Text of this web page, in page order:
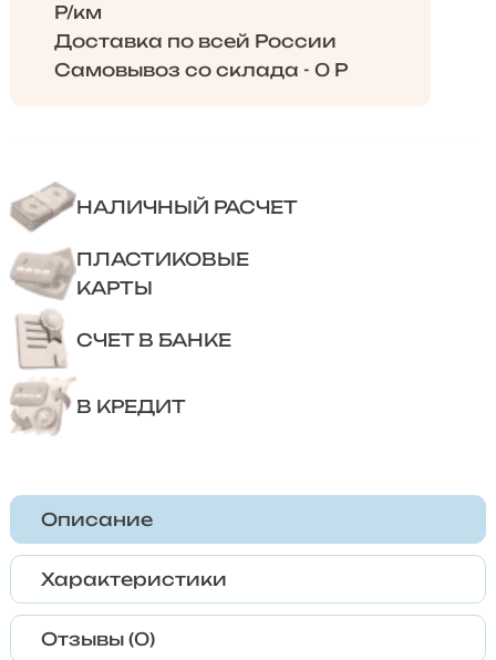
Р/км
Доставка по всей России
Самовывоз со склада - 0 Р
НАЛИЧНЫЙ РАСЧЕТ
ПЛАСТИКОВЫЕ
КАРТЫ
СЧЕТ В БАНКЕ
В КРЕДИТ
Описание
Характеристики
Отзывы (0)